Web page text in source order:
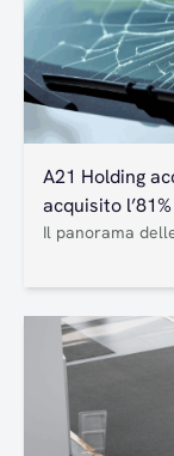
A21 Holding
acquisito
Il panorama
arricchisce di
italiano nel
perfezionato
Rapidglass,
sostituzione di